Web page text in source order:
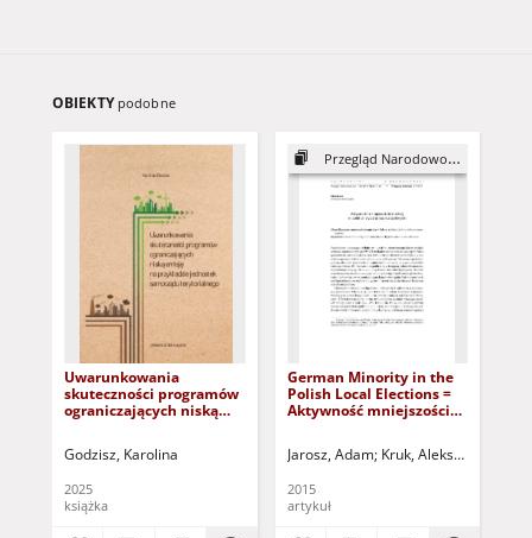
OBIEKTY podobne
Uwarunkowania
skuteczności programów
ograniczających niską
terytorialnego
Godzisz, Karolina
2025
książka
Przegląd Narodowościowy, 4
German Minority in the
Polish Local Elections =
Aktywność mniejszości
samorządowych
Jarosz, Adam Kruk, Aleksandra
2015
artykuł